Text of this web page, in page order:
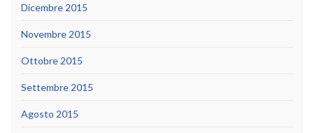
Dicembre 2015
Novembre 2015
Ottobre 2015
Settembre 2015
Agosto 2015